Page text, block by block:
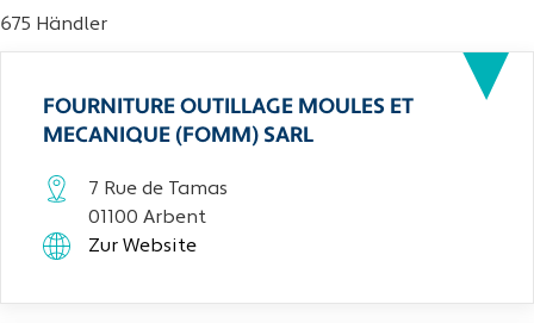
675 Händler
FOURNITURE OUTILLAGE MOULES ET
MECANIQUE (FOMM) SARL
7 Rue de Tamas
01100 Arbent
Zur Website